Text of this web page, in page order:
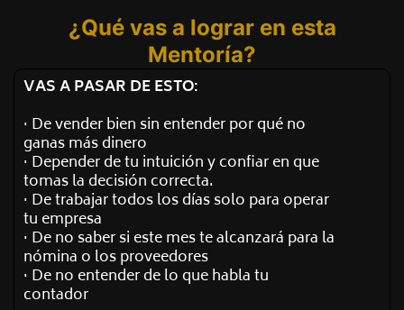
¿Qué vas a lograr en esta
Mentoría?
VAS A PASAR DE ESTO:
· De vender bien sin entender por qué no
ganas más dinero
· Depender de tu intuición y confiar en que
tomas la decisión correcta.
· De trabajar todos los días solo para operar
tu empresa
· De no saber si este mes te alcanzará para la
nómina o los proveedores
· De no entender de lo que habla tu
contador